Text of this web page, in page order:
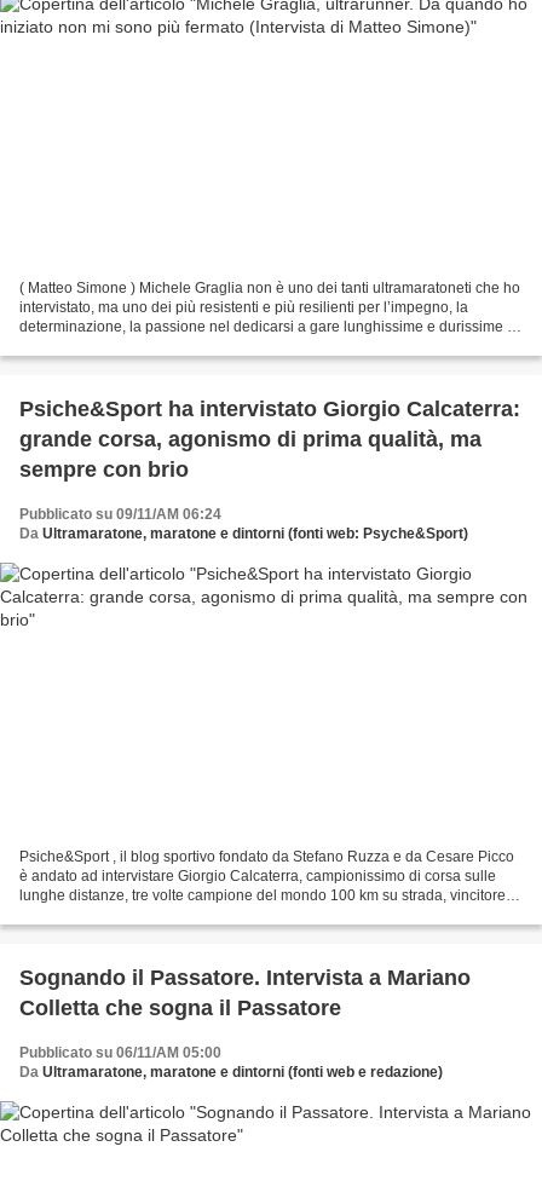
( Matteo Simone ) Michele Graglia non è uno dei tanti ultramaratoneti che ho
intervistato, ma uno dei più resistenti e più resilienti per l’impegno, la
determinazione, la passione nel dedicarsi a gare lunghissime e durissime di
Psiche&Sport ha intervistato Giorgio Calcaterra:
grande corsa, agonismo di prima qualità, ma
sempre con brio
Pubblicato su 09/11/AM 06:24
Da Ultramaratone, maratone e dintorni (fonti web: Psyche&Sport)
Psiche&Sport , il blog sportivo fondato da Stefano Ruzza e da Cesare Picco
è andato ad intervistare Giorgio Calcaterra, campionissimo di corsa sulle
lunghe distanze, tre volte campione del mondo 100 km su strada, vincitore
Sognando il Passatore. Intervista a Mariano
Colletta che sogna il Passatore
Pubblicato su 06/11/AM 05:00
Da Ultramaratone, maratone e dintorni (fonti web e redazione)